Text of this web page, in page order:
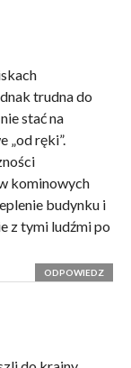
trudna do
stać na
„od ręki”.
kominowych
budynku i
z tymi ludźmi po
ODPOWIEDZ